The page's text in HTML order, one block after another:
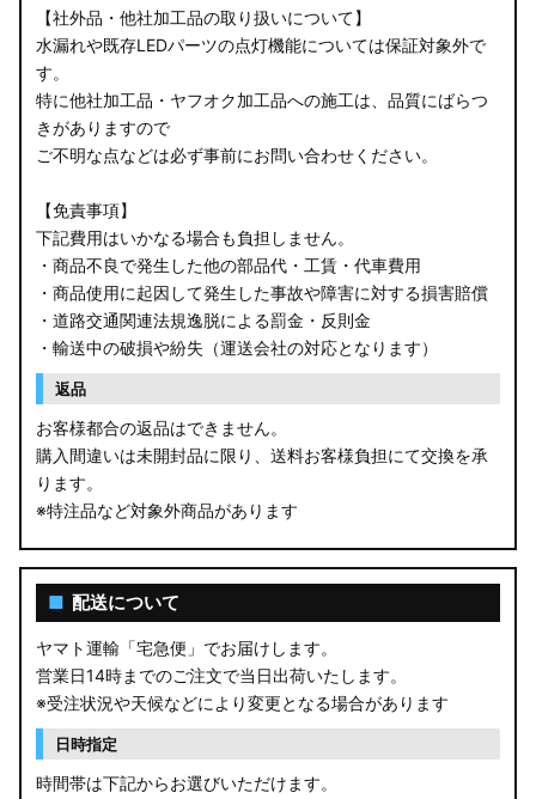
【社外品・他社加工品の取り扱いについて】
水漏れや既存LEDパーツの点灯機能については保証対象外で
す。
特に他社加工品・ヤフオク加工品への施工は、品質にばらつ
きがありますので
ご不明な点などは必ず事前にお問い合わせください。
【免責事項】
下記費用はいかなる場合も負担しません。
・商品不良で発生した他の部品代・工賃・代車費用
・商品使用に起因して発生した事故や障害に対する損害賠償
・道路交通関連法規逸脱による罰金・反則金
・輸送中の破損や紛失（運送会社の対応となります）
返品
お客様都合の返品はできません。
購入間違いは未開封品に限り、送料お客様負担にて交換を承
ります。
※特注品など対象外商品があります
■ 配送について
ヤマト運輸「宅急便」でお届けします。
営業日14時までのご注文で当日出荷いたします。
※受注状況や天候などにより変更となる場合があります
日時指定
時間帯は下記からお選びいただけます。